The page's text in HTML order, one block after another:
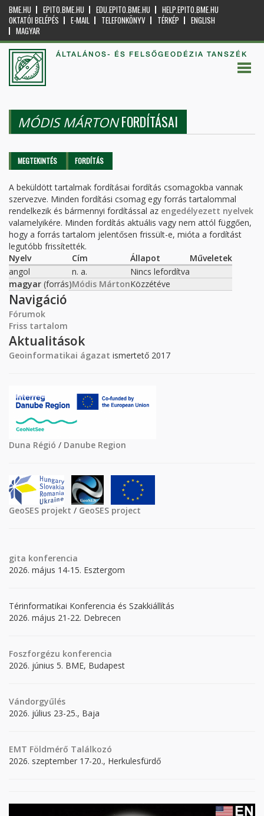
BME.HU EPITO.BME.HU EDU.EPITO.BME.HU
HELP.EPITO.BME.HU
OKTATÓI BELÉPÉS
E-MAIL TELEFONKÖNYV TÉRKÉP
ENGLISH
MAGYAR
ÁLTALÁNOS- ÉS FELSŐGEODÉZIA TANSZÉK
MÓDIS MÁRTONFORDÍTÁSAI
Elsődleges fülek
MEGTEKINTÉS FORDÍTÁS
A beküldött tartalmak fordításai fordítás csomagokba vannak
szervezve. Minden fordítási csomag egy forrás tartalommal
rendelkezik és bármennyi fordítással az engedélyezett nyelvek
valamelyikére. Minden fordítás aktuális vagy nem attól függően,
hogy a forrás tartalom jelentősen frissült-e, mióta a fordítást
legutóbb frissítették.
Nyelv
Cím Állapot
Műveletek
angol
n. a.
Nincs lefordítva
magyar (forrás)Módis MártonKözzétéve
Navigáció
Fórumok
Friss tartalom
Aktualitások
Geoinformatikai ágazat ismertető 2017
Duna Régió / Danube Region
GeoSES projekt / GeoSES project
gita konferencia
2026. május 14-15. Esztergom
Térinformatikai Konferencia és Szakkiállítás
2026. május 21-22. Debrecen
Foszforgézu konferencia
2026. június 5. BME, Budapest
Vándorgyűlés
2026. július 23-25., Baja
EMT Földmérő Találkozó
2026. szeptember 17-20., Herkulesfürdő